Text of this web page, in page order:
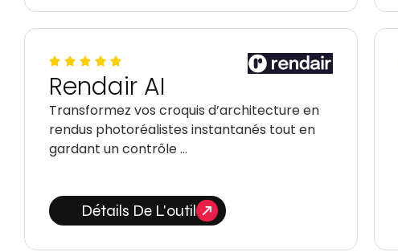
Rendair AI
Transformez vos croquis d’architecture en
rendus photoréalistes instantanés tout en
gardant un contrôle …
Détails De L'outil